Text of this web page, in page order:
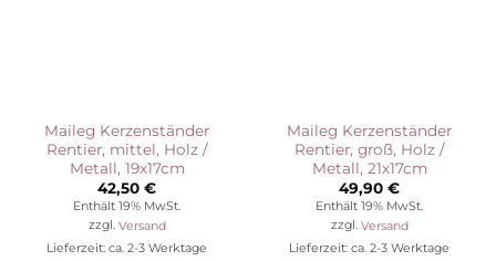
Maileg Kerzenständer
Rentier, mittel, Holz /
Metall, 19x17cm
42,50 €
Enthält 19% MwSt.
zzgl. Versand
Lieferzeit: ca. 2-3 Werktage
Maileg Kerzenständer
Rentier, groß, Holz /
Metall, 21x17cm
49,90 €
Enthält 19% MwSt.
zzgl. Versand
Lieferzeit: ca. 2-3 Werktage